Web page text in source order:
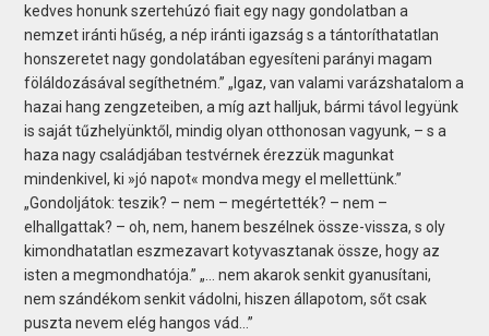
kedves honunk szertehúzó fiait egy nagy gondolatban a
nemzet iránti hűség, a nép iránti igazság s a tántoríthatatlan
honszeretet nagy gondolatában egyesíteni parányi magam
föláldozásával segíthetném.” „Igaz, van valami varázshatalom a
hazai hang zengzeteiben, a míg azt halljuk, bármi távol legyünk
is saját tűzhelyünktől, mindig olyan otthonosan vagyunk, – s a
haza nagy családjában testvérnek érezzük magunkat
mindenkivel, ki »jó napot« mondva megy el mellettünk.”
„Gondoljátok: teszik? – nem – megértették? – nem –
elhallgattak? – oh, nem, hanem beszélnek össze-vissza, s oly
kimondhatatlan eszmezavart kotyvasztanak össze, hogy az
isten a megmondhatója.” „… nem akarok senkit gyanusítani,
nem szándékom senkit vádolni, hiszen állapotom, sőt csak
puszta nevem elég hangos vád…”